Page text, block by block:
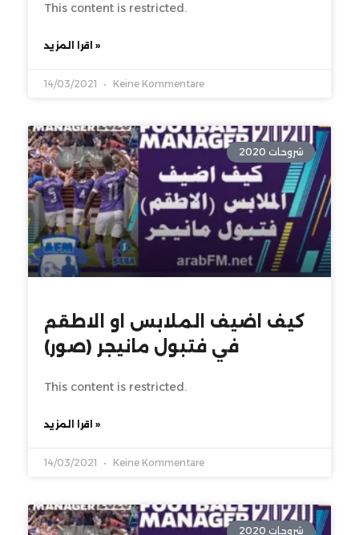
This content is restricted.
اقرا المزيد »
14/03/2021 Keine Kommentare
شروحات 2020
كيف اضيف الملابس او الاطقم
في فتبول مانيجر (صور)
This content is restricted.
اقرا المزيد »
14/03/2021 Keine Kommentare
شروحات 2020